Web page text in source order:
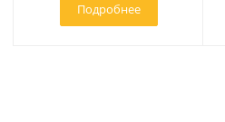
Подробнее